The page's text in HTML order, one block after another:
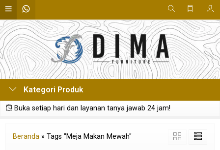
Kategori Produk
Buka setiap hari dan layanan tanya jawab 24 jam!
Beranda » Tags "Meja Makan Mewah"